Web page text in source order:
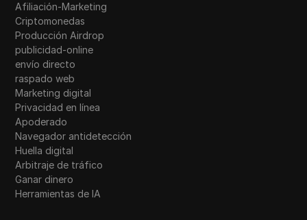
Afiliación-Marketing
Criptomonedas
Producción Airdrop
publicidad-online
envío directo
raspado web
Marketing digital
Privacidad en línea
Apoderado
Navegador antidetección
Huella digital
Arbitraje de tráfico
Ganar dinero
Herramientas de IA